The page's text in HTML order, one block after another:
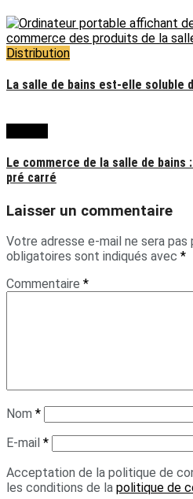
Distribution
La salle de bains est-elle soluble
Le commerce de la salle de bains
pré carré
Laisser un commentaire
Votre adresse e-mail ne sera pas
obligatoires sont indiqués avec *
Commentaire *
Nom *
E-mail *
Acceptation de la politique de
les conditions de la politique de